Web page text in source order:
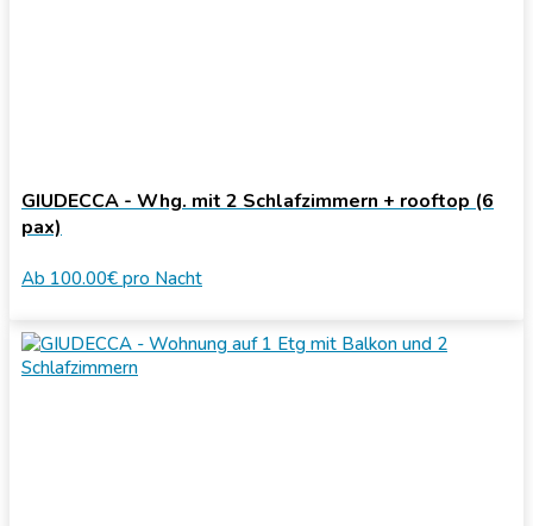
GIUDECCA - Whg. mit 2 Schlafzimmern + rooftop (6
pax)
Ab 100.00€ pro Nacht